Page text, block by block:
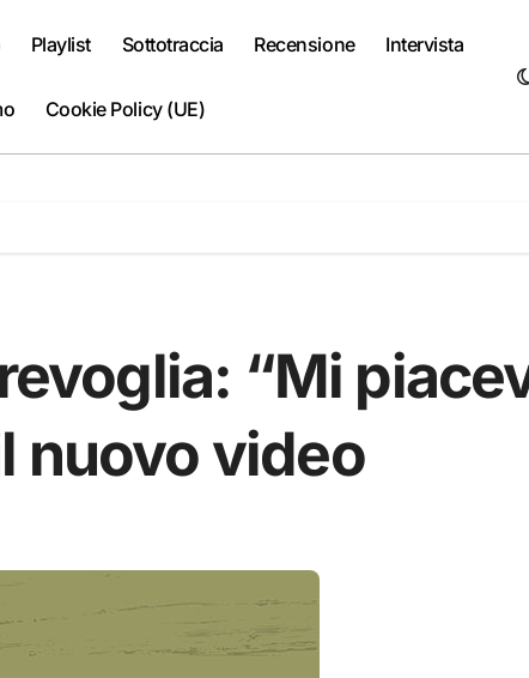
Playlist Sottotraccia Recensione Intervista
Cookie Policy (UE)
“Mi
nuovo video